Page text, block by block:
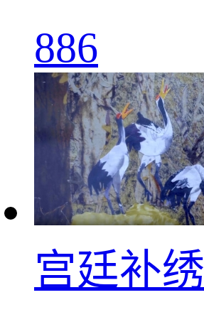
886
宫廷补绣